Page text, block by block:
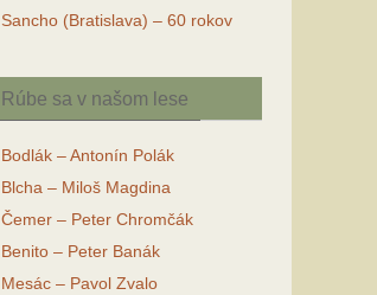
Sancho (Bratislava) – 60 rokov
Rúbe sa v našom lese
Bodlák – Antonín Polák
Blcha – Miloš Magdina
Čemer – Peter Chromčák
Benito – Peter Banák
Mesác – Pavol Zvalo